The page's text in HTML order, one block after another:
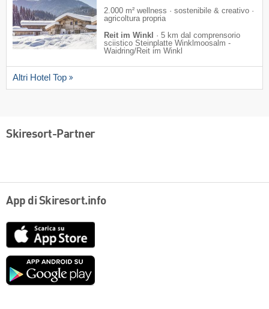
2.000 m² wellness · sostenibile & creativo ·
agricoltura propria
Reit im Winkl
· 5 km dal comprensorio
sciistico Steinplatte Winklmoosalm -
Waidring/​Reit im Winkl
Altri Hotel Top
Skiresort-Partner
App di Skiresort.info
Google